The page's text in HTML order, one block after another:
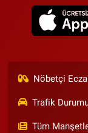
Nöbetçi
Trafik
Tüm